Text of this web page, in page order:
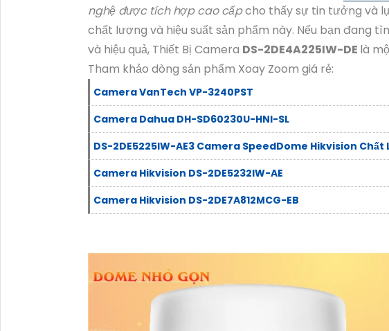
nghệ được tích hợp cao cấpcho thấy sự tin tưởng và
chất lượng và hiệu suất sản phẩm này. Nếu bạn đang
và hiệu quả, Thiết Bị Camera DS-2DE4A225IW-DE là
Tham khảo dòng sản phẩm Xoay Zoom giá rẻ:
Camera VanTech VP-3240PST
Camera Dahua DH-SD60230U-HNI-SL
DS-2DE5225IW-AE3 Camera SpeedDome Hikvision Chất
Camera Hikvision DS-2DE5232IW-AE
Camera Hikvision DS-2DE7A812MCG-EB